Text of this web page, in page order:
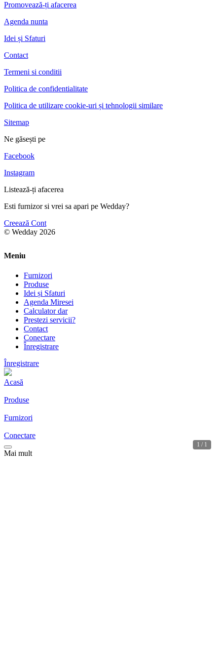
1 / 1
Promovează-ți afacerea
Agenda nunta
Idei și Sfaturi
Contact
Termeni si conditii
Politica de confidentialitate
Politica de utilizare cookie-uri și tehnologii similare
Sitemap
Ne găsești pe
Facebook
Instagram
Listează-ți afacerea
Esti furnizor si vrei sa apari pe Wedday?
Creează Cont
© Wedday 2026
Meniu
Furnizori
Produse
Idei și Sfaturi
Agenda Miresei
Calculator dar
Prestezi servicii?
Contact
Conectare
Înregistrare
Înregistrare
Acasă
Produse
Furnizori
Conectare
Mai mult